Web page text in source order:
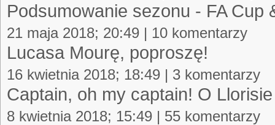
Podsumowanie sezonu - FA Cup
21 maja 2018; 20:49 | 10 komentarzy
Lucasa Mourę, poproszę!
16 kwietnia 2018; 18:49 | 3 komentarzy
Captain, oh my captain! O Llorisie
8 kwietnia 2018; 15:49 | 55 komentarzy